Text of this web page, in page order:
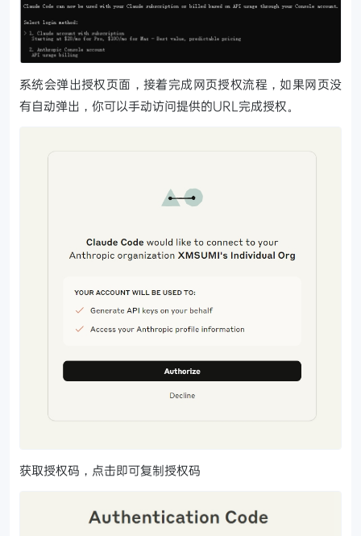
系统会弹出授权页面，接着完成网页授权流程，如果网页没
有自动弹出，你可以手动访问提供的URL完成授权。
获取授权码，点击即可复制授权码